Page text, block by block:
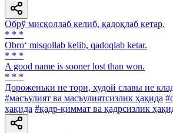
Обрў мисқоллаб келиб, қадоқлаб кетар.
* * *
Obro‘ misqollab kelib, qadoqlab ketar.
* * *
A good name is sooner lost than won.
* * *
Дороженьки не тори, худой славы не
#масъулият ва масъулиятсизлик ҳақида
ҳақида #қадр-қиммат ва қадрсизлик